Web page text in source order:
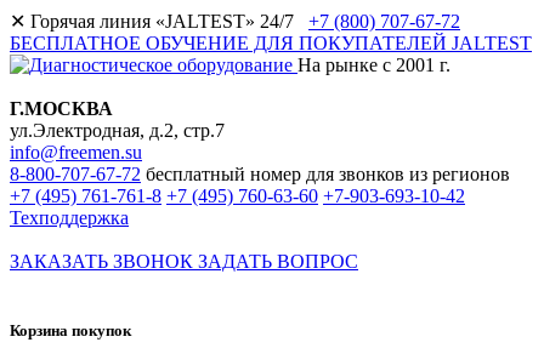
✕ Горячая линия «JALTEST» 24/7 +7 (800) 707-67-72
БЕСПЛАТНОЕ ОБУЧЕНИЕ ДЛЯ ПОКУПАТЕЛЕЙ JALTEST
На рынке с 2001 г.
Г.МОСКВА
ул.Электродная, д.2, стр.7
info@freemen.su
8-800-707-67-72 бесплатный номер для звонков из регионов
+7 (495) 761-761-8 +7 (495) 760-63-60 +7-903-693-10-42
Техподдержка
ЗАКАЗАТЬ ЗВОНОК ЗАДАТЬ ВОПРОС
Корзина покупок